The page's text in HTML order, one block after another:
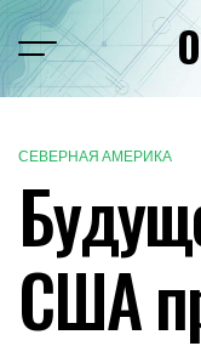
Перейти
к
содержимому
Меню
ОПУБЛИКОВАНО
В
СЕВЕРНАЯ АМЕРИКА
США